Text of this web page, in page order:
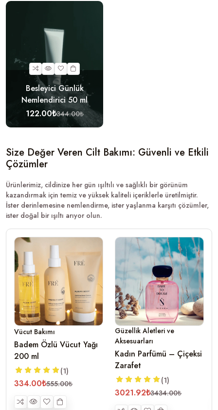
Besleyici Günlük
Nemlendirici 50 ml
122.00₺344.00₺
Size Değer Veren Cilt Bakımı: Güvenli ve Etkili
Çözümler
Ürünlerimiz, cildinize her gün ışıltılı ve sağlıklı bir görünüm
kazandırmak için temiz ve yüksek kaliteli içeriklerle üretilmiştir.
İster derinlemesine nemlendirme, ister yaşlanma karşıtı çözümler,
ister doğal bir ışıltı arıyor olun.
Vücut Bakımı
Badem Özlü Vücut Yağı
200 ml
(1)
334.00₺555.00₺
Güzellik Aletleri ve
Aksesuarları
Kadın Parfümü – Çiçeksi
Zarafet
(1)
3021.92₺3434.00₺